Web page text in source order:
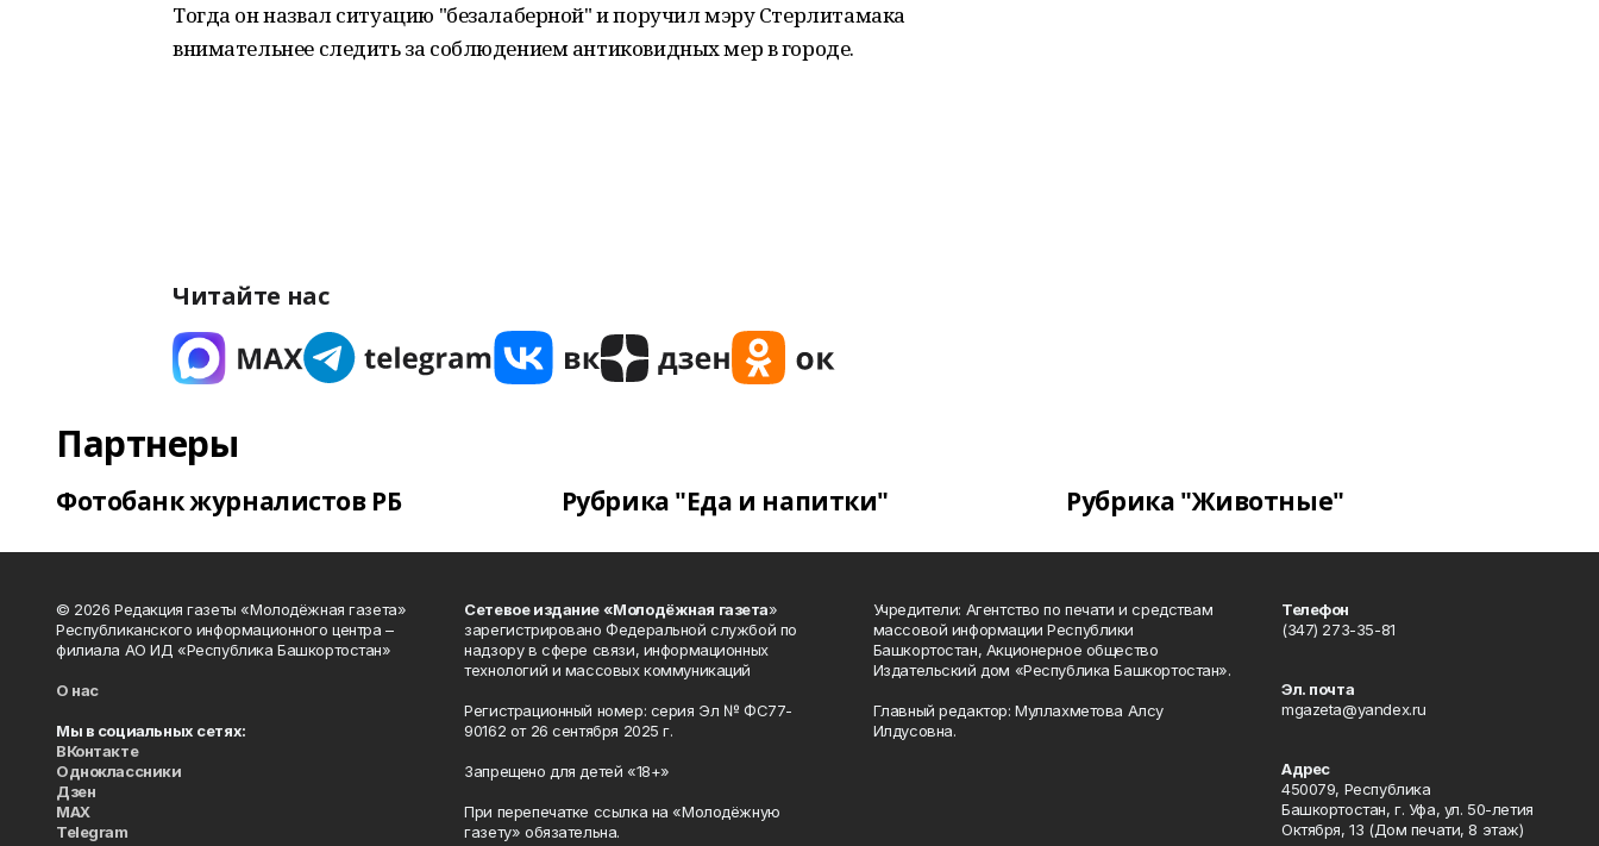
Тогда он назвал ситуацию "безалаберной" и поручил мэру Стерлитамака
внимательнее следить за соблюдением антиковидных мер в городе.
Читайте нас
Партнеры
Фотобанк журналистов РБ Рубрика "Еда и напитки" Рубрика "Животные"
© 2026 Редакция газеты «Молодёжная газета»
Республиканского информационного центра –
филиала АО ИД «Республика Башкортостан»
О нас
Мы в социальных сетях:
ВКонтакте
Одноклассники
Дзен
MAX
Telegram
Сетевое издание «Молодёжная газета»
зарегистрировано Федеральной службой по
надзору в сфере связи, информационных
технологий и массовых коммуникаций
Регистрационный номер: серия Эл № ФС77-
90162 от 26 сентября 2025 г.
Запрещено для детей «18+»
При перепечатке ссылка на «Молодёжную
газету» обязательна.
Учредители: Агентство по печати и средствам
массовой информации Республики
Башкортостан, Акционерное общество
Издательский дом «Республика Башкортостан».
Главный редактор: Муллахметова Алсу
Илдусовна.
Телефон
(347) 273-35-81
Эл. почта
mgazeta@yandex.ru
Адрес
450079, Республика
Башкортостан, г. Уфа, ул. 50-летия
Октября, 13 (Дом печати, 8 этаж)